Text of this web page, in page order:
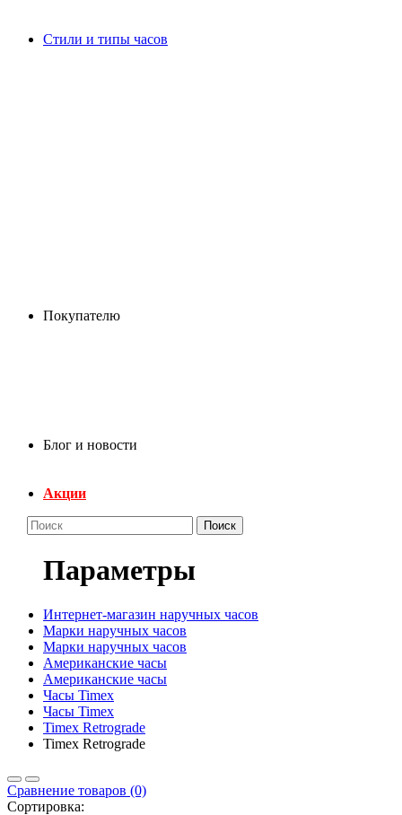
Стили и типы часов
Покупателю
Блог и новости
Акции
Поиск
Параметры
Интернет-магазин наручных часов
Марки наручных часов
Марки наручных часов
Американские часы
Американские часы
Часы Timex
Часы Timex
Timex Retrograde
Timex Retrograde
Сравнение товаров (0)
Сортировка: